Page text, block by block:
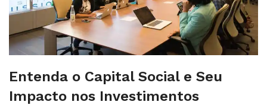
Entenda o Capital Social e Seu
Impacto nos Investimentos